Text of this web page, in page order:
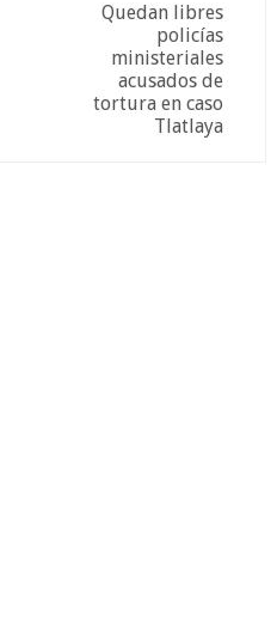
Quedan libres
policías
ministeriales
acusados de
tortura en caso
Tlatlaya